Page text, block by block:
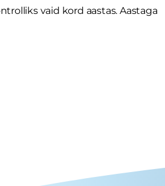
vaid kord aastas. Aastaga